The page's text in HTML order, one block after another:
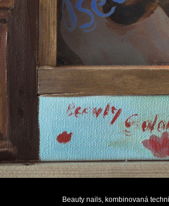
Beauty nails, kombinovaná